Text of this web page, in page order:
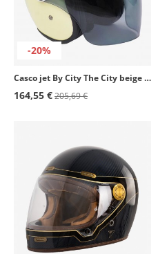
-20%
Casco jet By City The City beige brillante
164,55 €205,69 €